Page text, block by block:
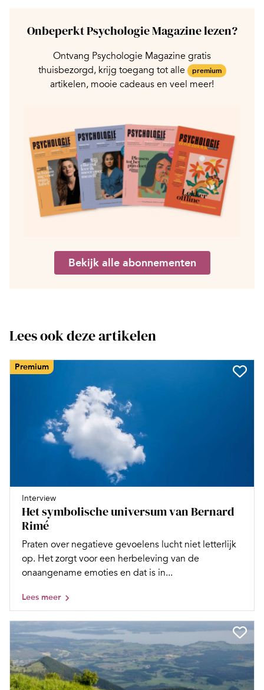
Onbeperkt Psychologie Magazine lezen?
Ontvang Psychologie Magazine gratis
thuisbezorgd, krijg toegang tot alle
premium
artikelen, mooie cadeaus en veel meer!
Bekijk alle abonnementen
Lees ook deze artikelen
Premium
Interview
Het symbolische universum van Bernard
Rimé
Praten over negatieve gevoelens lucht niet letterlijk
op. Het zorgt voor een herbeleving van de
onaangename emoties en dat is in...
Lees meer